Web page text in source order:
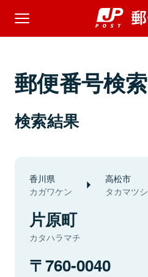
郵便番号検索
検索結果
香川県
カガワケン
高松市
タカマツシ
片原町
カタハラマチ
760-0040